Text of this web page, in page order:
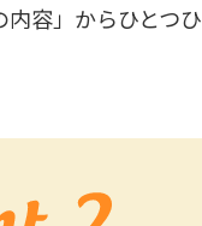
容」からひとつひ